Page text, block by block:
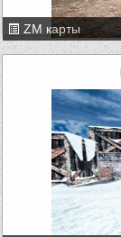
ZM карты